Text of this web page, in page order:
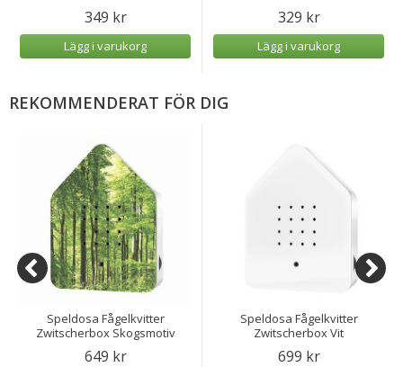
349 kr
Lägg i varukorg
329 kr
Lägg i varukorg
REKOMMENDERAT FÖR DIG
Speldosa Fågelkvitter
Zwitscherbox Skogsmotiv
649 kr
Speldosa Fågelkvitter
Zwitscherbox Vit
699 kr